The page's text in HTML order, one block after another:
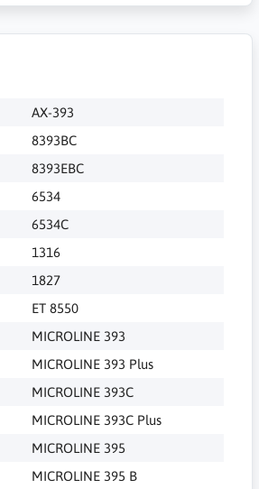
AX-393
8393BC
8393EBC
6534
6534C
1316
1827
ET 8550
MICROLINE 393
MICROLINE 393 Plus
MICROLINE 393C
MICROLINE 393C Plus
MICROLINE 395
MICROLINE 395 B